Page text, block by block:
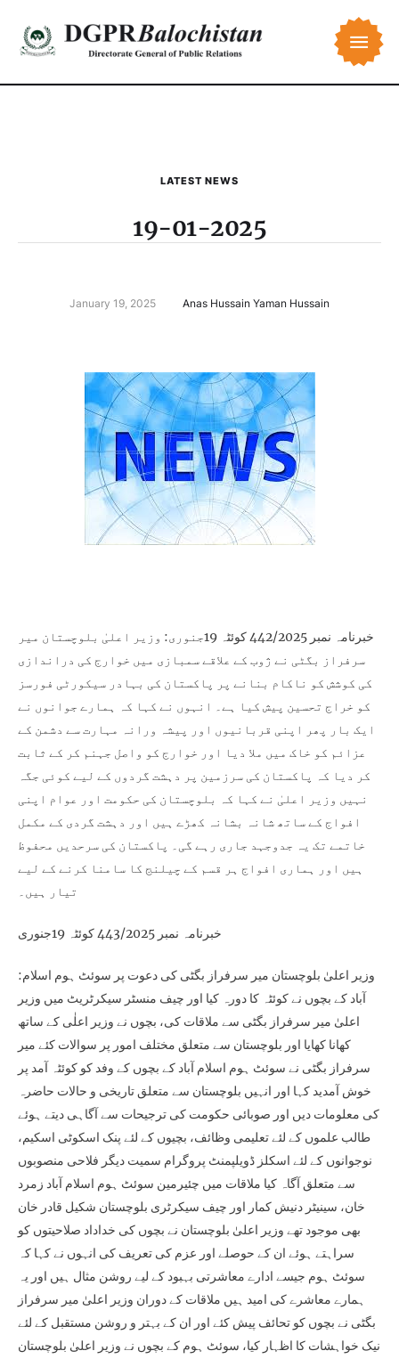
LATEST NEWS
19-01-2025
January 19, 2025 Anas Hussain Yaman Hussain
خبرنامہ نمبر 442/2025 کوئٹہ 19جنوری: وزیر اعلیٰ بلوچستان میر
سرفراز بگٹی نے ژوب کے علاقے سمبازی میں خوارج کی دراندازی
کی کوشش کو ناکام بنانے پر پاکستان کی بہادر سیکورٹی فورسز
کو خراج تحسین پیش کیا ہے۔ انہوں نے کہا کہ ہمارے جوانوں نے
ایک بار پھر اپنی قربانیوں اور پیشہ ورانہ مہارت سے دشمن کے
عزائم کو خاک میں ملا دیا اور خوارج کو واصل جہنم کر کے ثابت
کر دیا کہ پاکستان کی سرزمین پر دہشت گردوں کے لیے کوئی جگہ
نہیں وزیر اعلیٰ نے کہا کہ بلوچستان کی حکومت اور عوام اپنی
افواج کے ساتھ شانہ بشانہ کھڑے ہیں اور دہشت گردی کے مکمل
خاتمے تک یہ جدوجہد جاری رہے گی۔ پاکستان کی سرحدیں محفوظ
ہیں اور ہماری افواج ہر قسم کے چیلنج کا سامنا کرنے کے لیے
تیار ہیں۔
خبرنامہ نمبر 443/2025 کوئٹہ 19جنوری
:وزیر اعلیٰ بلوچستان میر سرفراز بگٹی کی دعوت پر سوئٹ ہوم اسلام
آباد کے بچوں نے کوئٹہ کا دورہ کیا اور چیف منسٹر سیکرٹریٹ میں وزیر
اعلیٰ میر سرفراز بگٹی سے ملاقات کی، بچوں نے وزیر اعلٰی کے ساتھ
کھانا کھایا اور بلوچستان سے متعلق مختلف امور پر سوالات کئے میر
سرفراز بگٹی نے سوئٹ ہوم اسلام آباد کے بچوں کے وفد کو کوئٹہ آمد پر
خوش آمدید کہا اور انہیں بلوچستان سے متعلق تاریخی و حالات حاضرہ
کی معلومات دیں اور صوبائی حکومت کی ترجیحات سے آگاہی دیتے ہوئے
طالب علموں کے لئے تعلیمی وظائف، بچیوں کے لئے پنک اسکوٹی اسکیم،
نوجوانوں کے لئے اسکلز ڈویلپمنٹ پروگرام سمیت دیگر فلاحی منصوبوں
سے متعلق آگاہ کیا ملاقات میں چئیرمین سوئٹ ہوم اسلام آباد زمرد
خان، سینیٹر دنیش کمار اور چیف سیکرٹری بلوچستان شکیل قادر خان
بھی موجود تھے وزیر اعلیٰ بلوچستان نے بچوں کی خداداد صلاحیتوں کو
سراہتے ہوئے ان کے حوصلے اور عزم کی تعریف کی انہوں نے کہا کہ
سوئٹ ہوم جیسے ادارے معاشرتی بہبود کے لیے روشن مثال ہیں اور یہ
ہمارے معاشرے کی امید ہیں ملاقات کے دوران وزیر اعلیٰ میر سرفراز
بگٹی نے بچوں کو تحائف پیش کئے اور ان کے بہتر و روشن مستقبل کے لئے
نیک خواہشات کا اظہار کیا، سوئٹ ہوم کے بچوں نے وزیر اعلیٰ بلوچستان